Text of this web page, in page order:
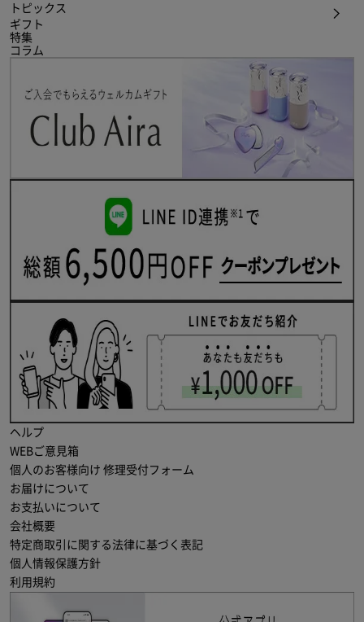
トピックス
ギフト
特集
コラム
ヘルプ
WEBご意見箱
個人のお客様向け 修理受付フォーム
お届けについて
お支払いについて
会社概要
特定商取引に関する法律に基づく表記
個人情報保護方針
利用規約